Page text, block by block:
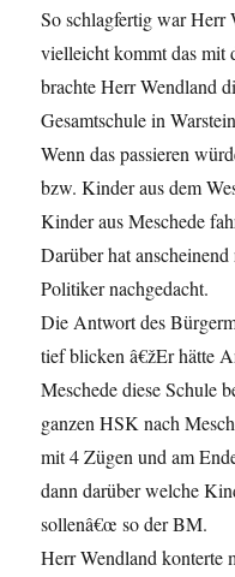
So schlagfertig war
vielleicht kommt das
brachte Herr Wendland
Gesamtschule in
Wenn das passieren
bzw. Kinder aus dem
Kinder aus Meschede
Darüber hat
Politiker nachgedacht.
Die Antwort des
tief blicken â€žEr hätte
Meschede diese Schule
ganzen HSK nach
mit 4 Zügen und am
dann darüber welche
sollenâ€œ so der BM.
Herr Wendland konterte